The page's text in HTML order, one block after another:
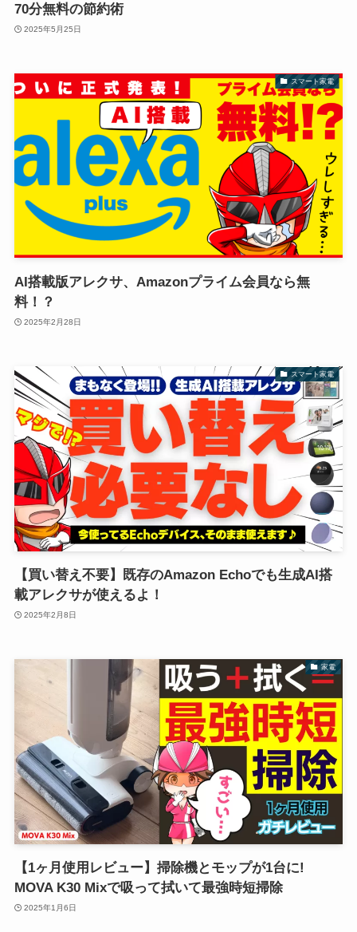
70分無料の節約術
2025年5月25日
スマート家電
AI搭載版アレクサ、Amazonプライム会員なら無
料！？
2025年2月28日
スマート家電
【買い替え不要】既存のAmazon Echoでも生成AI搭
載アレクサが使えるよ！
2025年2月8日
家電
【1ヶ月使用レビュー】掃除機とモップが1台に!
MOVA K30 Mixで吸って拭いて最強時短掃除
2025年1月6日